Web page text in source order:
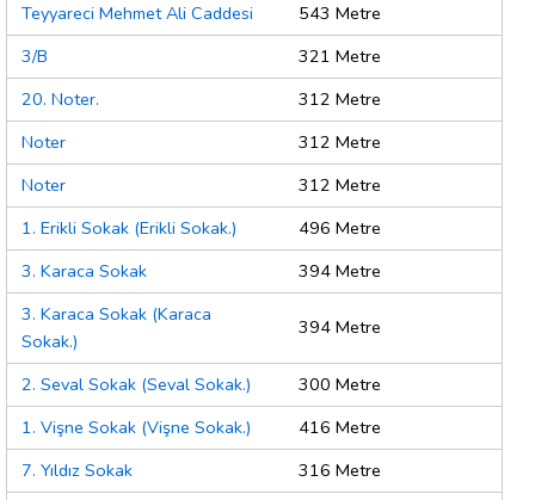
Teyyareci Mehmet Ali Caddesi
543 Metre
3/B
321 Metre
20. Noter.
312 Metre
Noter
312 Metre
Noter
312 Metre
1. Erikli Sokak (Erikli Sokak.)
496 Metre
3. Karaca Sokak
394 Metre
3. Karaca Sokak (Karaca
Sokak.)
394 Metre
2. Seval Sokak (Seval Sokak.)
300 Metre
1. Vişne Sokak (Vişne Sokak.)
416 Metre
7. Yıldız Sokak
316 Metre